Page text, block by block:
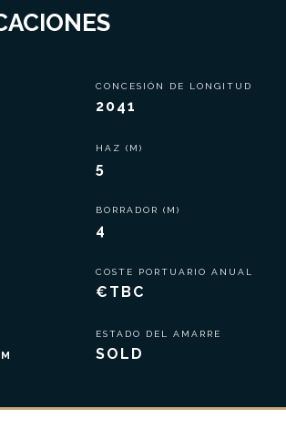
CONCESIÓN DE LONGITUD
2041
HAZ (M)
5
BORRADOR (M)
4
COSTE PORTUARIO ANUAL
€TBC
ESTADO DEL AMARRE
SOLD